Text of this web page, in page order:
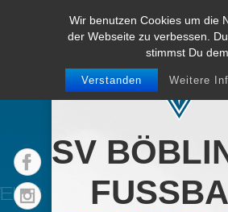
Wir benutzen Cookies um die
der Webseite zu verbessen.
stimmst Du dem
Verstanden Weitere
SV